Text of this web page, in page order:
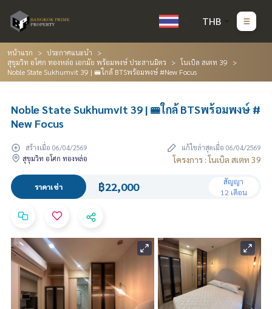
THB
หน้าแรก
ประกาศแนะนำ
สุขุมวิท อโศก ทองหล่อ เอกมัย พร้อมพงษ์ ประสานมิตร
โนเบิล สเตท 39
Noble State Sukhumvit 39 | 🚝ใกล้ BTSพร้อมพงษ์ #New Focus
Noble State Sukhumvit 39 | 🚝ใกล้ BTSพร้อมพงษ์ #
New Focus
สร้างเมื่อ 06/04/2569
แก้ไขล่าสุดเมื่อ 06/04/2569
สุขุมวิท อโศก ทองหล่อ
โครงการ : โนเบิล สเตท 39
ราคาเช่า ฿22,000
สัญญา
12 เดือน